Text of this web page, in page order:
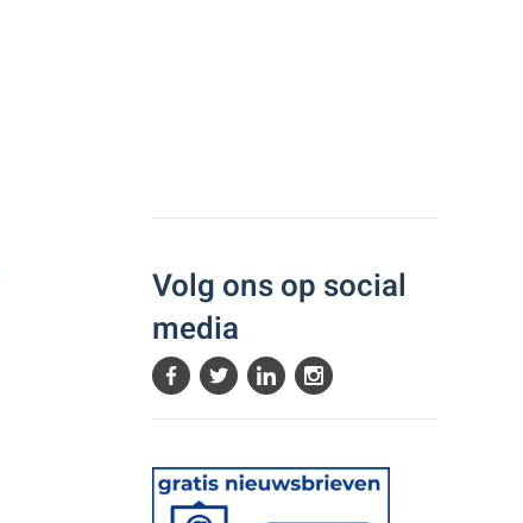
Volg ons op social
media